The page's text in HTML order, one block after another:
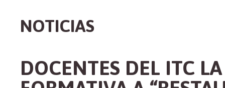
NOTICIAS
DOCENTES DEL ITC